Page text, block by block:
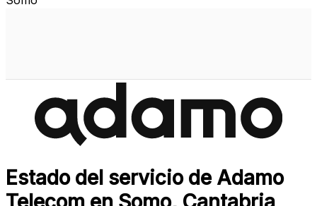
Estado del servicio de Adamo